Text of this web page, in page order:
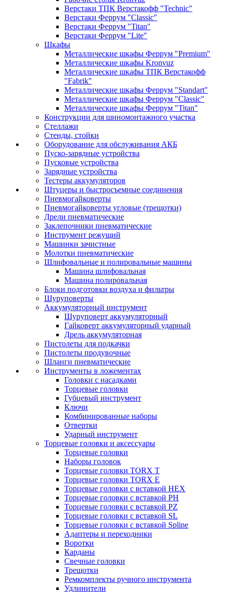
Верстаки ТПК Верстакофф "Technic"
Верстаки Феррум "Classic"
Верстаки Феррум "Titan"
Верстаки Феррум "Lite"
Шкафы
Металлические шкафы Феррум "Premium"
Металлические шкафы Kronvuz
Металлические шкафы ТПК Верстакофф
"Fabrik"
Металлические шкафы Феррум "Standart"
Металлические шкафы Феррум "Classic"
Металлические шкафы Феррум "Titan"
Конструкции для шиномонтажного участка
Стеллажи
Стенды, стойки
Оборудование для обслуживания АКБ
Пуско-зарядные устройства
Пусковые устройства
Зарядные устройства
Тестеры аккумуляторов
Штуцеры и быстросъемные соединения
Пневмогайковерты
Пневмогайковерты угловые (трещотки)
Дрели пневматические
Заклепочники пневматические
Инструмент режущий
Машинки зачистные
Молотки пневматические
Шлифовальные и полировальные машины
Машина шлифовальная
Машина полировальная
Блоки подготовки воздуха и фильтры
Шуруповерты
Аккумуляторный инструмент
Шуруповерт аккумуляторный
Гайковерт аккумуляторный ударный
Дрель аккумуляторная
Пистолеты для подкачки
Пистолеты продувочные
Шланги пневматические
Инструменты в ложементах
Головки с насадками
Торцевые головки
Губцевый инструмент
Ключи
Комбинированные наборы
Отвертки
Ударный инструмент
Торцевые головки и аксессуары
Торцевые головки
Наборы головок
Торцевые головки TORX T
Торцевые головки TORX Е
Торцевые головки с вставкой HEX
Торцевые головки с вставкой PH
Торцевые головки с вставкой PZ
Торцевые головки с вставкой SL
Торцевые головки с вставкой Spline
Адаптеры и переходники
Воротки
Карданы
Свечные головки
Трещотки
Ремкомплекты ручного инструмента
Удлинители